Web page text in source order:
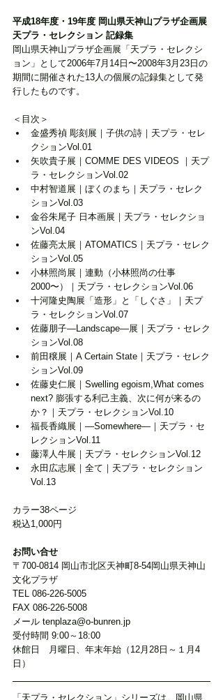
平成18年度・19年度 岡山県天神山プラザ企画展
天プラ・セレクション 記録集
岡山県天神山プラザ企画展「天プラ・セレクシ
ョン」として2006年7月14日〜2008年3月23日の
期間に開催された13人の個展の記録集として発
行したものです。
＜目次＞
金盛秀禎 彫刻展｜子供の詩｜天プラ・セレ
クションVol.01
矢吹貴子展｜COMME DES VIDEOS ｜天プ
ラ・セレクションVol.02
中村智道展｜ぼくのまち｜天プラ・セレク
ションVol.03
金谷朱尾子 日本画展｜天プラ・セレクショ
ンVol.04
佐藤亮太展｜ATOMATICS｜天プラ・セレク
ションVol.05
小林照尚展｜連動（小林照尚の仕事
2000〜）｜天プラ・セレクションVol.06
十河隆史陶展「造形」と「しぐさ」｜天プ
ラ・セレクションVol.07
佐藤朋子―Landscape―展｜天プラ・セレク
ションVol.08
前田穣展｜A Certain State｜天プラ・セレク
ションVol.09
佐藤史仁展｜Swelling egoism,What comes
next? 膨張する利己主義、次に何が来るの
か？｜天プラ・セレクションVol.10
福長香織展｜―Somewhere―｜天プラ・セ
レクションVol.11
藤澤人牛展｜天プラ・セレクションVol.12
永田広志展｜全て｜天プラ・セレクション
Vol.13
カラー38ページ
税込1,000円
お問い合せ
〒700-0814 岡山市北区天神町8-54岡山県天神山
文化プラザ
TEL 086-226-5005
FAX 086-226-5008
メール tenplaza@o-bunren.jp
受付時間 9:00～18:00
休館日　月曜日、年末年始（12月28日～１月4
日）
「天プラ・セレクション」シリーズは、岡山県